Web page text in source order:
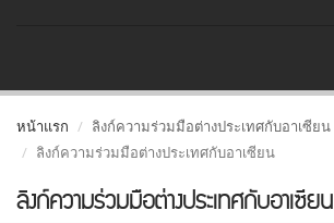
หน้าแรก
ลิงก์ความร่วมมือต่างประเทศกับอาเซียน
ลิงก์ความร่วมมือต่างประเทศกับอาเซียน
ลิงก์ความร่วมมือต่างประเทศกับอาเซียน